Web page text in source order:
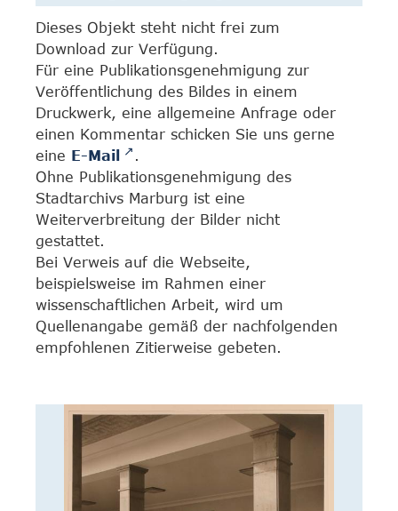
Dieses Objekt steht nicht frei zum
Download zur Verfügung.
Für eine Publikationsgenehmigung zur
Veröffentlichung des Bildes in einem
Druckwerk, eine allgemeine Anfrage oder
einen Kommentar schicken Sie uns gerne
eine E-Mail
.
Ohne Publikationsgenehmigung des
Stadtarchivs Marburg ist eine
Weiterverbreitung der Bilder nicht
gestattet.
Bei Verweis auf die Webseite,
beispielsweise im Rahmen einer
wissenschaftlichen Arbeit, wird um
Quellenangabe gemäß der nachfolgenden
empfohlenen Zitierweise gebeten.